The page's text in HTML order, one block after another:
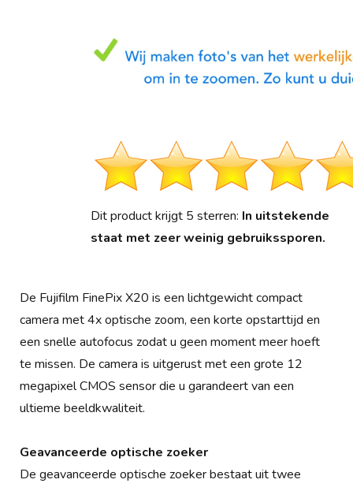
Dit product krijgt 5 sterren: In uitstekende
staat met zeer weinig gebruikssporen.
De Fujifilm FinePix X20 is een lichtgewicht compact
camera met 4x optische zoom, een korte opstarttijd en
een snelle autofocus zodat u geen moment meer hoeft
te missen. De camera is uitgerust met een grote 12
megapixel CMOS sensor die u garandeert van een
ultieme beeldkwaliteit.
Geavanceerde optische zoeker
De geavanceerde optische zoeker bestaat uit twee